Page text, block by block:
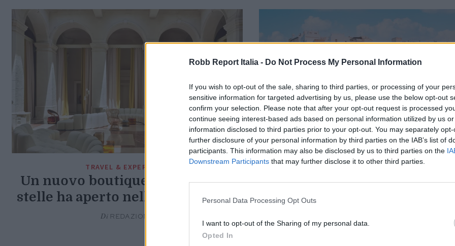
Robb Report Italia - Do Not Process My Personal Information
If you wish to opt-out of the sale, sharing to third parties, or processing of your
sensitive information for targeted advertising by us, please use the below opt-out
confirm your selection. Please note that after your opt-out request is processed
continue seeing interest-based ads based on personal information utilized by us
information disclosed to third parties prior to your opt-out. You may separately
further disclosure of your personal information by third parties on the IAB’s list of
participants. This information may also be disclosed by us to third parties on the
Downstream Participants that may further disclose it to other third parties.
Personal Data Processing Opt Outs
I want to opt-out of the Sharing of my personal data.
Opted In
TRAVEL & EXPERIENCE
Un nuovo boutique hotel cinque
stelle ha aperto nella Città Bianca
Di REDAZIONE
TRAVEL & EXPERIENCE
Puglia più autentica, 2 ville
viverne i paesaggi più